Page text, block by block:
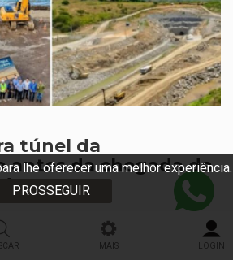
lhe oferecer uma melhor experiência.
PROSSEGUIR
túnel da
antes da chegada da
MAIS LOGIN